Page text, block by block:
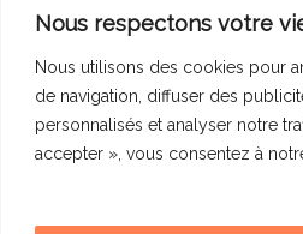
Nous respectons votre
Nous utilisons des cookies pour
de navigation, diffuser des
personnalisés et analyser notre
accepter », vous consentez à
Save my name, email, and
for the next time I comment.